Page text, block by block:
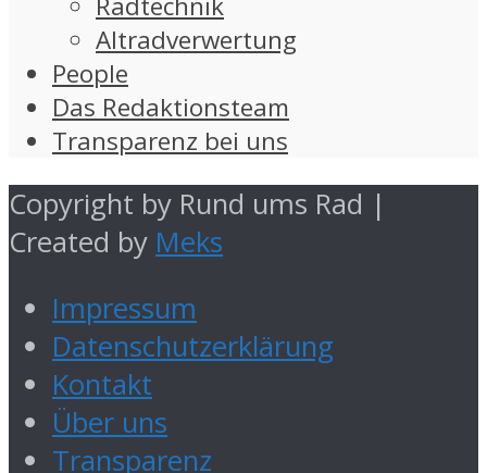
Altradverwertung
People
Das Redaktionsteam
Transparenz bei uns
Copyright by Rund ums Rad |
Created by Meks
Impressum
Datenschutzerklärung
Kontakt
Über uns
Transparenz